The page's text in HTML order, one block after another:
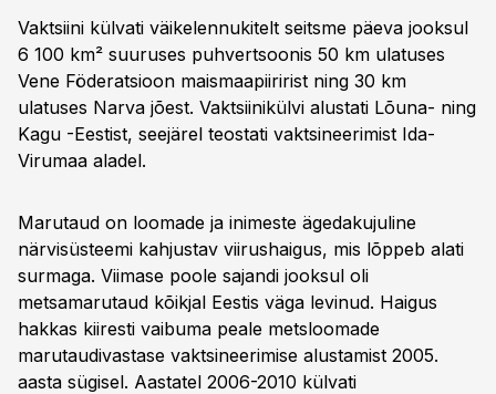
Vaktsiini külvati väikelennukitelt seitsme päeva jooksul
6 100 km² suuruses puhvertsoonis 50 km ulatuses
Vene Föderatsioon maismaapiiririst ning 30 km
ulatuses Narva jõest. Vaktsiinikülvi alustati Lõuna- ning
Kagu -Eestist, seejärel teostati vaktsineerimist Ida-
Virumaa aladel.
Marutaud on loomade ja inimeste ägedakujuline
närvisüsteemi kahjustav viirushaigus, mis lõppeb alati
surmaga. Viimase poole sajandi jooksul oli
metsamarutaud kõikjal Eestis väga levinud. Haigus
hakkas kiiresti vaibuma peale metsloomade
marutaudivastase vaktsineerimise alustamist 2005.
aasta sügisel. Aastatel 2006-2010 külvati